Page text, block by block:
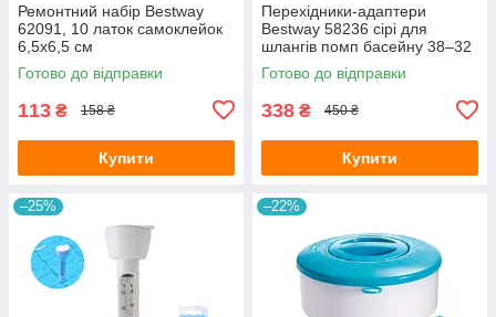
Ремонтний набір Bestway
62091, 10 латок самоклейок
6,5x6,5 см
Готово до відправки
113 ₴ 158 ₴
Купити
Перехідники-адаптери
Bestway 58236 сірі для
шлангів помп басейну 38–32
мм 2 шт.
Готово до відправки
338 ₴ 450 ₴
Купити
–25% –22%